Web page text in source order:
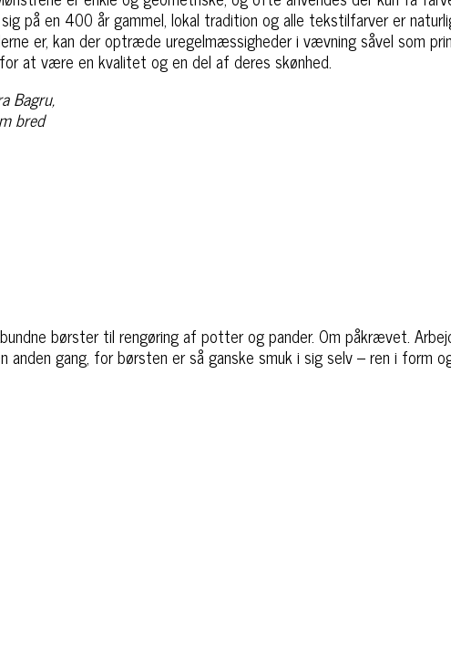
på en 400 år gammel, lokal tradition og alle tekstilfarver er
er, kan der optræde uregelmæssigheder i vævning såvel som
at være en kvalitet og en del af deres skønhed.
Bagru,
bred
børster til rengøring af potter og pander. Om påkrævet.
anden gang, for børsten er så ganske smuk i sig selv – ren i form